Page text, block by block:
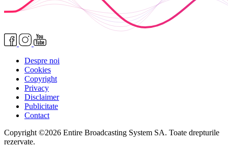
Despre noi
Cookies
Copyright
Privacy
Disclaimer
Publicitate
Contact
Copyright ©2026 Entire Broadcasting System SA. Toate drepturile
rezervate.